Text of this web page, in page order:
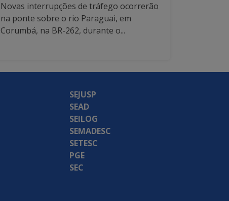
Novas interrupções de tráfego ocorrerão
na ponte sobre o rio Paraguai, em
Corumbá, na BR-262, durante o...
SEJUSP
SEAD
SEILOG
SEMADESC
SETESC
PGE
SEC